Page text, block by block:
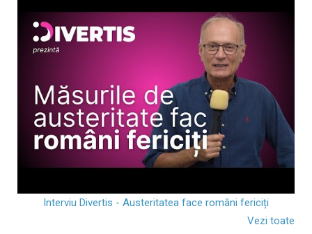
Interviu Divertis - Austeritatea face români fericiți
Vezi toate